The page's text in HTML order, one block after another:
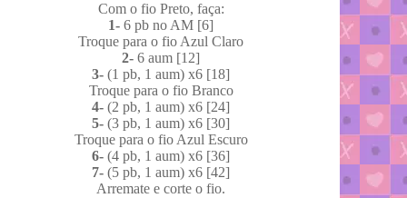
Com o fio Preto, faça:
1- 6 pb no AM [6]
Troque para o fio Azul Claro
2- 6 aum [12]
3- (1 pb, 1 aum) x6 [18]
Troque para o fio Branco
4- (2 pb, 1 aum) x6 [24]
5- (3 pb, 1 aum) x6 [30]
Troque para o fio Azul Escuro
6- (4 pb, 1 aum) x6 [36]
7- (5 pb, 1 aum) x6 [42]
Arremate e corte o fio.